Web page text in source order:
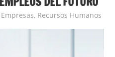
Ernesto Herrera
Empresas, Recursos Humanos